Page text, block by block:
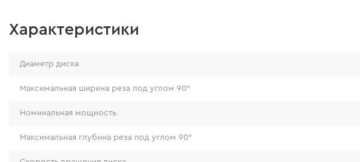
Характеристики
Диаметр диска
Максимальная ширина реза под углом 90°
Номинальная мощность
Максимальная глубина реза под углом 90°